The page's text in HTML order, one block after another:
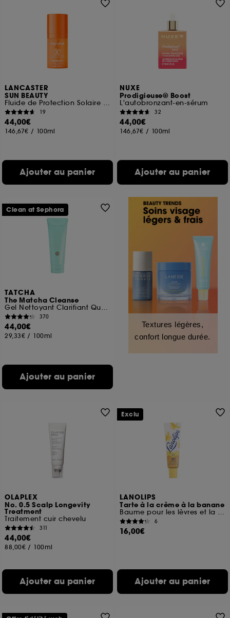
LANCASTER
SUN BEAUTY
Fluide de Protection Solaire SPF 30
19
44,00€
146,67€ / 100ml
Ajouter au panier
NUXE
Prodigieuse® Boost
L'autobronzant-en-sérum
32
44,00€
146,67€ / 100ml
Ajouter au panier
TATCHA
The Matcha Cleanse
Gel Nettoyant Clarifiant Quotidien
370
44,00€
29,33€ / 100ml
Ajouter au panier
Clean at Sephora
Textures légères,
confort longue durée.
OLAPLEX
No. 0.5 Scalp Longevity
Treatment
Traitement cuir chevelu
311
44,00€
88,00€ / 100ml
Ajouter au panier
LANOLIPS
Tarte à la crème à la banane
Baume pour les lèvres et la peau sèche
6
16,00€
Ajouter au panier
Exclu